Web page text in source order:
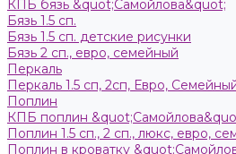
КПБ бязь &quot;Самойлова&quot;
Бязь 1.5 сп.
Бязь 1.5 сп. детские рисунки
Бязь 2 сп., евро, семейный
Пeркaль
Перкаль 1.5 сп, 2сп, Евро,
Поплин
КПБ поплин
Поплин 1.5 сп., 2 сп., люкс, евро,
Поплин в кроватку